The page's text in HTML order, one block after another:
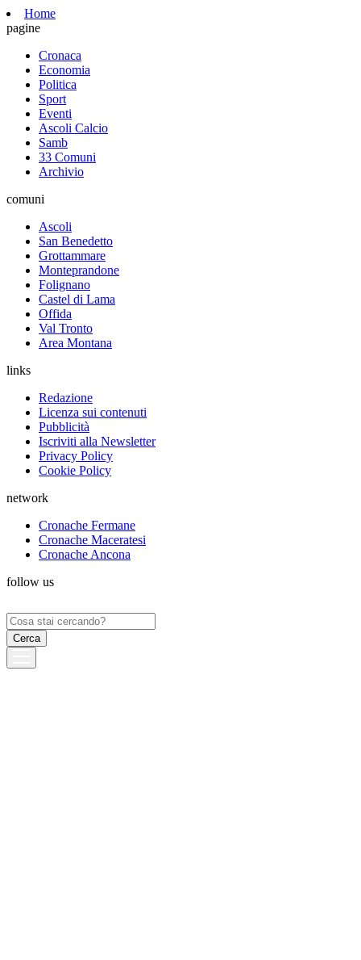
Home
pagine
Cronaca
Economia
Politica
Sport
Eventi
Ascoli Calcio
Samb
33 Comuni
Archivio
comuni
Ascoli
San Benedetto
Grottammare
Monteprandone
Folignano
Castel di Lama
Offida
Val Tronto
Area Montana
links
Redazione
Licenza sui contenuti
Pubblicità
Iscriviti alla Newsletter
Privacy Policy
Cookie Policy
network
Cronache Fermane
Cronache Maceratesi
Cronache Ancona
follow us
Ricerca
per: